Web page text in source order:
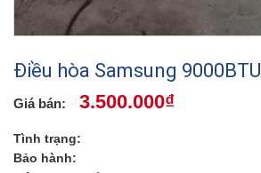
Điều hòa Samsung 9000BTU
3.500.000₫
Tình trạng:
Bảo hành: